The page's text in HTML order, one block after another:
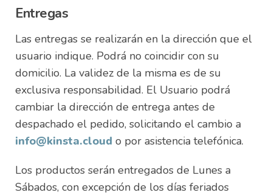
Entregas
Las entregas se realizarán en la dirección que el
usuario indique. Podrá no coincidir con su
domicilio. La validez de la misma es de su
exclusiva responsabilidad. El Usuario podrá
cambiar la dirección de entrega antes de
despachado el pedido, solicitando el cambio a
info@kinsta.cloud o por asistencia telefónica.
Los productos serán entregados de Lunes a
Sábados, con excepción de los días feriados